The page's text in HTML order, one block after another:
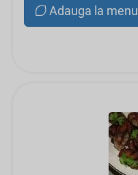
Adauga la menu